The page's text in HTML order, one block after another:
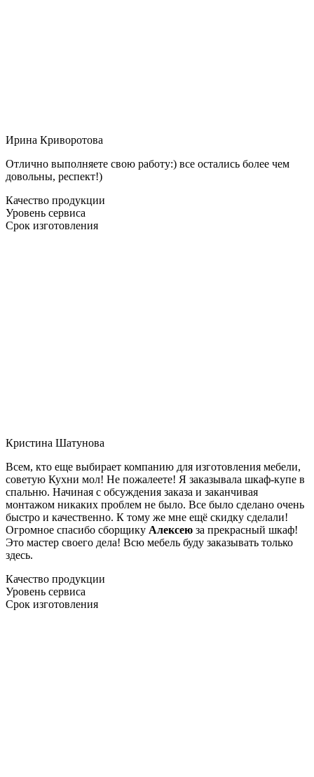
Ирина Криворотова
Отлично выполняете свою работу:) все остались более чем
довольны, респект!)
Качество продукции
Уровень сервиса
Срок изготовления
Кристина Шатунова
Всем, кто еще выбирает компанию для изготовления мебели,
советую Кухни мол! Не пожалеете! Я заказывала шкаф-купе в
спальню. Начиная с обсуждения заказа и заканчивая
монтажом никаких проблем не было. Все было сделано очень
быстро и качественно. К тому же мне ещё скидку сделали!
Огромное спасибо сборщику Алексею за прекрасный шкаф!
Это мастер своего дела! Всю мебель буду заказывать только
здесь.
Качество продукции
Уровень сервиса
Срок изготовления